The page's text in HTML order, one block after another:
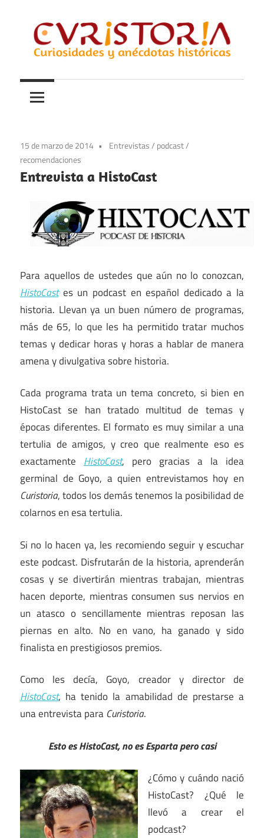
contenido
Curistoria
y
anécdotas
historia
15 de marzo de 2014 Entrevistas/ podcast/
recomendaciones
Entrevista a HistoCast
Para aquellos de ustedes que aún no lo conozcan,
HistoCastes un podcast en español dedicado a la
historia. Llevan ya un buen número de programas,
más de 65, lo que les ha permitido tratar muchos
temas y dedicar horas y horas a hablar de manera
amena y divulgativa sobre historia.
Cada programa trata un tema concreto, si bien en
HistoCast se han tratado multitud de temas y
épocas diferentes. El formato es muy similar a una
tertulia de amigos, y creo que realmente eso es
exactamente HistoCast, pero gracias a la idea
germinal de Goyo, a quien entrevistamos hoy en
Curistoria, todos los demás tenemos la posibilidad de
colarnos en esa tertulia.
Si no lo hacen ya, les recomiendo seguir y escuchar
este podcast. Disfrutarán de la historia, aprenderán
cosas y se divertirán mientras trabajan, mientras
hacen deporte, mientras consumen sus nervios en
un atasco o sencillamente mientras reposan las
piernas en alto. No en vano, ha ganado y sido
finalista en prestigiosos premios.
Como les decía, Goyo, creador y director de
HistoCast, ha tenido la amabilidad de prestarse a
una entrevista para Curistoria.
Esto es HistoCast, no es Esparta pero casi
¿Cómo y cuándo nació
HistoCast? ¿Qué le
llevó a crear el
podcast?